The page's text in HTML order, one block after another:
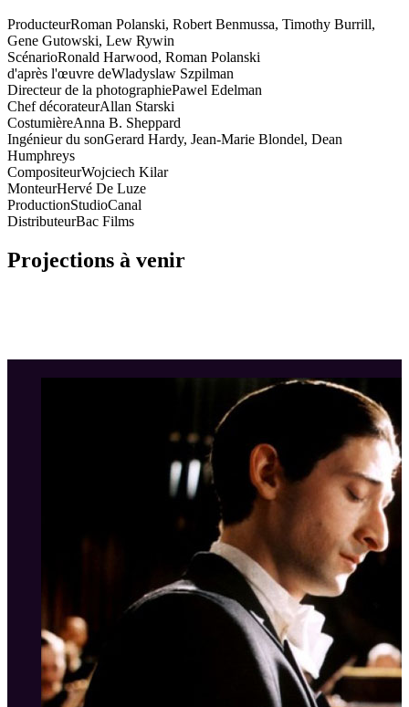
ProducteurRoman Polanski, Robert Benmussa, Timothy Burrill,
Gene Gutowski, Lew Rywin
ScénarioRonald Harwood, Roman Polanski
d'après l'œuvre deWladyslaw Szpilman
Directeur de la photographiePawel Edelman
Chef décorateurAllan Starski
CostumièreAnna B. Sheppard
Ingénieur du sonGerard Hardy, Jean-Marie Blondel, Dean
Humphreys
CompositeurWojciech Kilar
MonteurHervé De Luze
ProductionStudioCanal
DistributeurBac Films
Projections à venir